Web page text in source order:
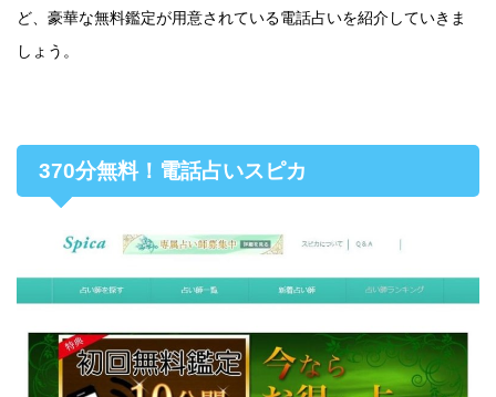
ど、豪華な無料鑑定が用意されている電話占いを紹介していきま
しょう。
370分無料！電話占いスピカ